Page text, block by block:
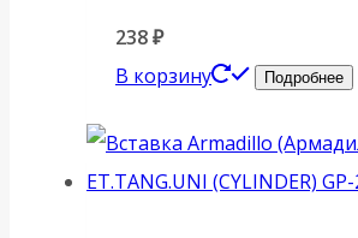
238₽
В корзину
Подробнее